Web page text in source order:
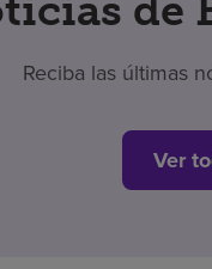
de
Reciba las últimas
Ver